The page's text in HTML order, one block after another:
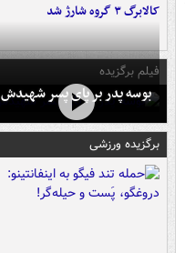
کالابرگ ۳ گروه شارژ شد
فیلم برگزیده
بوسه‌ پدر بر پای پسر شهیدش
برگزیده ورزشی